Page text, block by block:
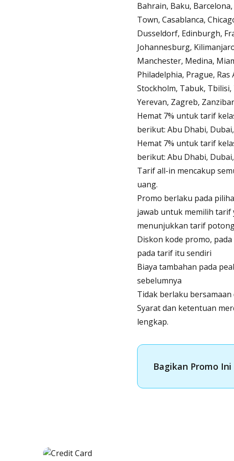
Bahrain, Baku,
Town, Casablanca,
Dusseldorf, Edinburgh,
Johannesburg,
Manchester, Medina,
Philadelphia, Prague, Ras
Stockholm, Tabuk,
Yerevan, Zagreb,
Hemat 7% untuk tarif
berikut: Abu Dhabi,
Hemat 7% untuk tarif
berikut: Abu Dhabi,
Tarif all-in mencakup
uang.
Promo berlaku pada
jawab untuk memilih tarif
menunjukkan tarif
Diskon kode promo,
pada tarif itu sendiri
Biaya tambahan pada
sebelumnya
Tidak berlaku
Syarat dan ketentuan
lengkap.
Bagikan Promo Ini